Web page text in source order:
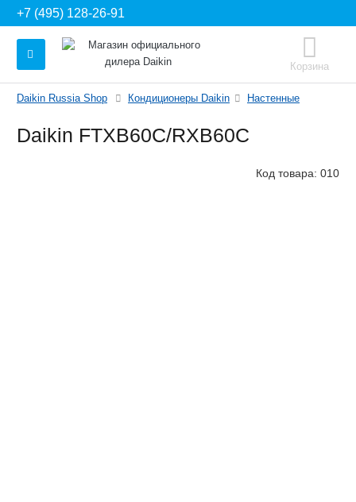
+7 (495) 128-26-91
Корзина
Daikin Russia Shop Кондиционеры Daikin Настенные
Daikin FTXB60C/RXB60C
Код товара: 010